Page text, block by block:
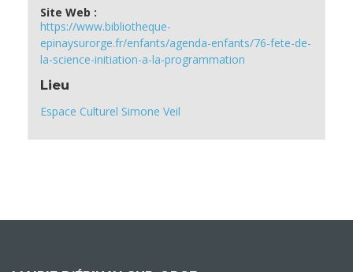
Site Web :
https://www.bibliotheque-
epinaysurorge.fr/enfants/agenda-enfants/76-fete-de-
la-science-initiation-a-la-programmation
Lieu
Espace Culturel Simone Veil